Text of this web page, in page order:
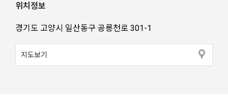
위치정보
경기도 고양시 일산동구 공릉천로 301-1
지도보기